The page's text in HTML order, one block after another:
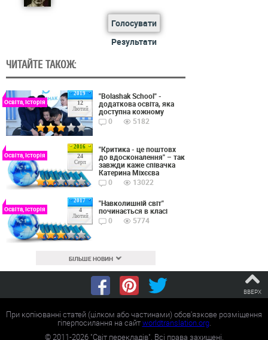
Голосувати
Результати
ЧИТАЙТЕ ТАКОЖ:
2019
12
Лютий
Освіта, Історія
"Bolashak School" -
додаткова освіта, яка
доступна кожному
0
5182
2016
24
Серп
Освіта, Історія
"Критика - це поштовх
до вдосконалення" – так
завжди каже співачка
Катерина Міхєєва
0
13022
2017
4
Лютий
Освіта, Історія
"Навколишній світ"
починається в класі
0
5774
БІЛЬШЕ НОВИН
ВВЕРХ
При копіюванні статей (цілком або частинами) обов'язкове розміщення
гіперпосилання на сайтworldtranslation.org.
©2011-2026"Світ перекладів". Всі права захищені.